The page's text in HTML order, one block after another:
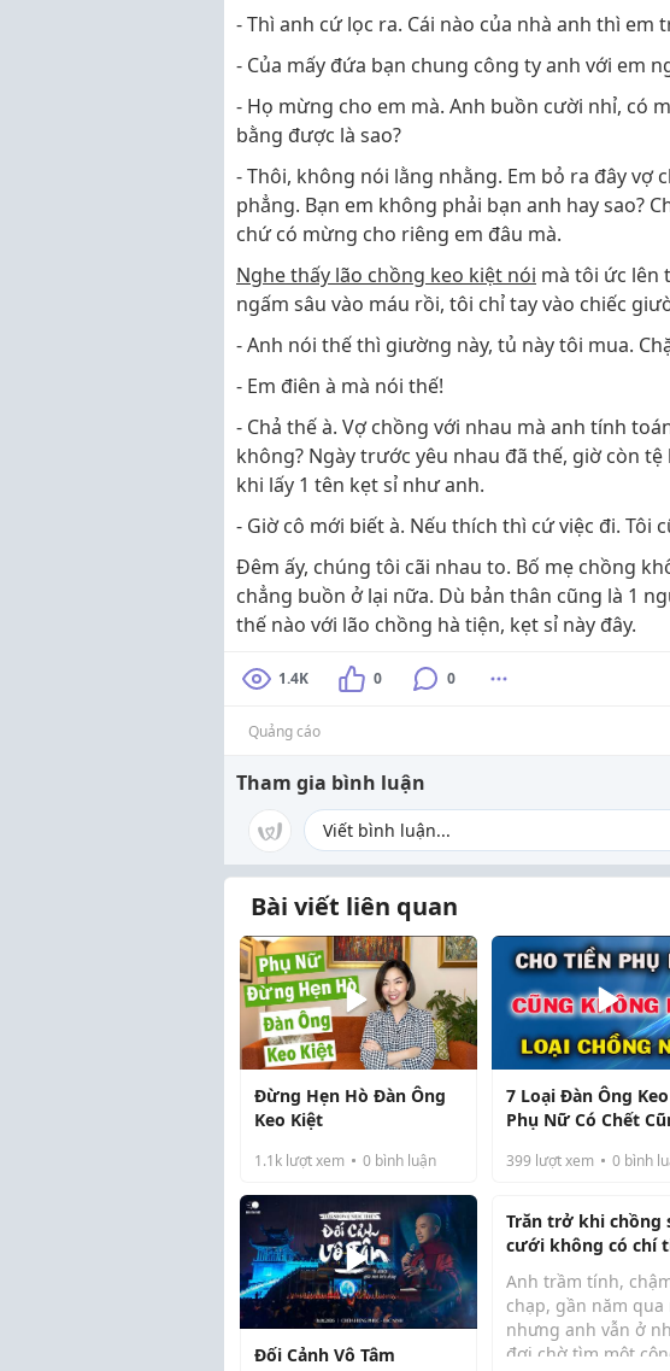
- Thì anh cứ lọc ra. Cái nào của nhà anh thì em
- Của mấy đứa bạn chung công ty anh với em
- Họ mừng cho em mà. Anh buồn cười nhỉ, có
bằng được là sao?
- Thôi, không nói lằng nhằng. Em bỏ ra đây vợ
phẳng. Bạn em không phải bạn anh hay sao?
chứ có mừng cho riêng em đâu mà.
Nghe thấy lão chồng keo kiệt nói mà tôi ức lên
ngấm sâu vào máu rồi, tôi chỉ tay vào chiếc
- Anh nói thế thì giường này, tủ này tôi mua.
- Em điên à mà nói thế!
- Chả thế à. Vợ chồng với nhau mà anh tính
không? Ngày trước yêu nhau đã thế, giờ còn
khi lấy 1 tên kẹt sỉ như anh.
- Giờ cô mới biết à. Nếu thích thì cứ việc đi. Tôi
Đêm ấy, chúng tôi cãi nhau to. Bố mẹ chồng
chẳng buồn ở lại nữa. Dù bản thân cũng là 1
thế nào với lão chồng hà tiện, kẹt sỉ này đây.
1.4K 0 0
Quảng cáo
Tham gia bình luận
Bài viết liên quan
Đừng Hẹn Hò Đàn Ông
Keo Kiệt
1.1k lượt xem 0 bình luận
7 Loại Đàn Ông
Phụ Nữ Có Chết
399 lượt xem 0 bình
Đối Cảnh Vô Tâm
Trăn trở khi chồng
cưới không có chí
thủ
Anh trầm tính,
chạp, gần năm qua
nhưng anh vẫn ở
đợi chờ tìm một